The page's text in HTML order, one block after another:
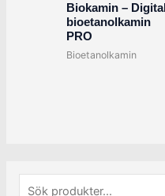
Biokamin – Digital
bioetanolkamin
PRO
Bioetanolkamin